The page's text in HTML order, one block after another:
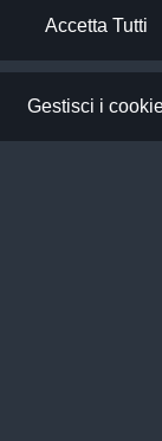
Accetta Tutti
Gestisci i